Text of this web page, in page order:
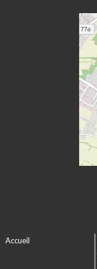
Accueil